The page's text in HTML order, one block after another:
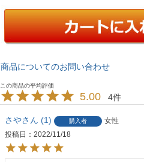
商品についてのお問い合わせ
5.00 4
さや 1 購入者
女性
投稿日
2022/11/18